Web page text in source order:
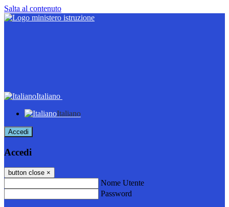
Salta al contenuto
Italiano
Italiano
Accedi
Accedi
button close ×
Nome Utente
Password